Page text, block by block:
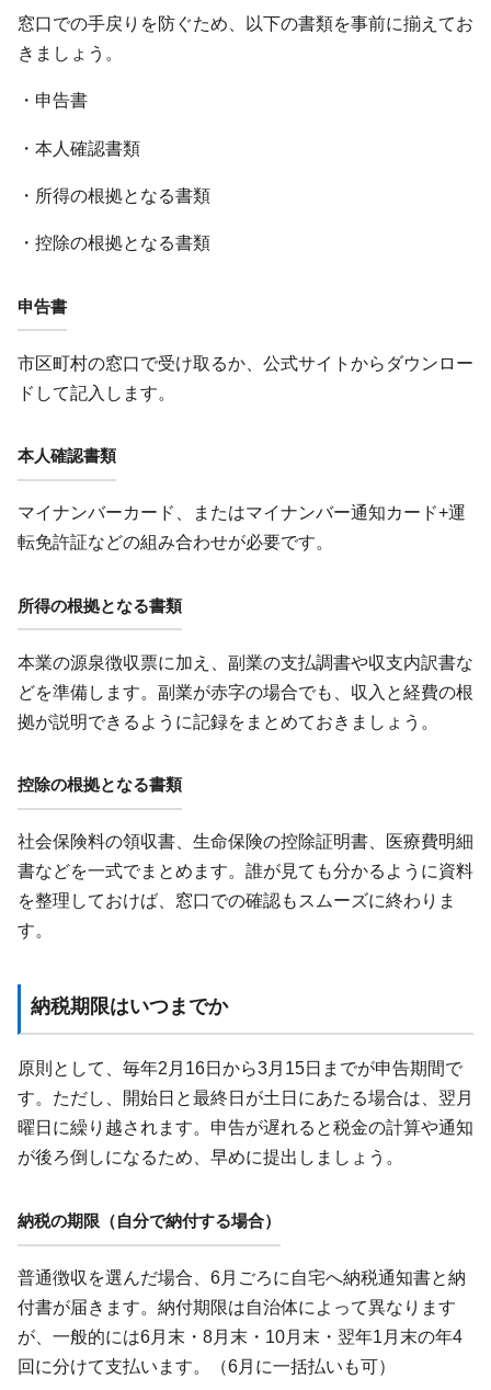
窓口での手戻りを防ぐため、以下の書類を事前に揃えてお
きましょう。
・申告書
・本人確認書類
・所得の根拠となる書類
・控除の根拠となる書類
申告書
市区町村の窓口で受け取るか、公式サイトからダウンロー
ドして記入します。
本人確認書類
マイナンバーカード、またはマイナンバー通知カード+運
転免許証などの組み合わせが必要です。
所得の根拠となる書類
本業の源泉徴収票に加え、副業の支払調書や収支内訳書な
どを準備します。副業が赤字の場合でも、収入と経費の根
拠が説明できるように記録をまとめておきましょう。
控除の根拠となる書類
社会保険料の領収書、生命保険の控除証明書、医療費明細
書などを一式でまとめます。誰が見ても分かるように資料
を整理しておけば、窓口での確認もスムーズに終わりま
す。
納税期限はいつまでか
原則として、毎年2月16日から3月15日までが申告期間で
す。ただし、開始日と最終日が土日にあたる場合は、翌月
曜日に繰り越されます。申告が遅れると税金の計算や通知
が後ろ倒しになるため、早めに提出しましょう。
納税の期限（自分で納付する場合）
普通徴収を選んだ場合、6月ごろに自宅へ納税通知書と納
付書が届きます。納付期限は自治体によって異なります
が、一般的には6月末・8月末・10月末・翌年1月末の年4
回に分けて支払います。（6月に一括払いも可）